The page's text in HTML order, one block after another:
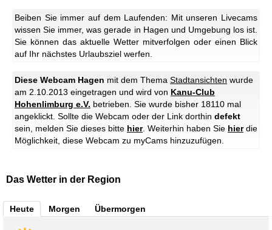
Beiben Sie immer auf dem Laufenden: Mit unseren Livecams
wissen Sie immer, was gerade in Hagen und Umgebung los ist.
Sie können das aktuelle Wetter mitverfolgen oder einen Blick
auf Ihr nächstes Urlaubsziel werfen.
Diese Webcam Hagen mit dem Thema Stadtansichten wurde
am 2.10.2013 eingetragen und wird von Kanu-Club
Hohenlimburg e.V. betrieben. Sie wurde bisher 18110 mal
angeklickt. Sollte die Webcam oder der Link dorthin defekt
sein, melden Sie dieses bitte hier. Weiterhin haben Sie hierdie
Möglichkeit, diese Webcam zu myCams hinzuzufügen.
Das Wetter in der Region
Heute Morgen Übermorgen